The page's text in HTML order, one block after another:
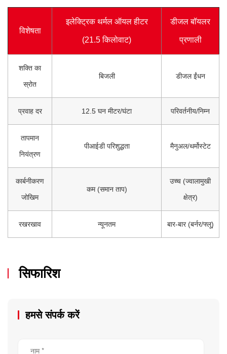
विशेषता
इलेक्ट्रिक थर्मल ऑयल हीटर
(21.5 किलोवाट)
डीजल बॉयलर
प्रणाली
शक्ति का
स्रोत
बिजली डीजल ईंधन
प्रवाह दर 12.5 घन मीटर/घंटा परिवर्तनीय/निम्न
तापमान
नियंत्रण
पीआईडी परिशुद्धता मैनुअल/थर्मोस्टेट
कार्बनीकरण
जोखिम
कम (समान ताप)
उच्च (ज्वालामुखी
क्षेत्र)
रखरखाव न्यूनतम बार-बार (बर्नर/फ्लू)
सिफारिश
हमसे संपर्क करें